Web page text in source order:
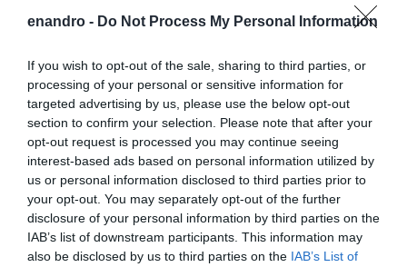
enandro - Do Not Process My Personal Information
If you wish to opt-out of the sale, sharing to third parties, or
processing of your personal or sensitive information for
targeted advertising by us, please use the below opt-out
section to confirm your selection. Please note that after your
opt-out request is processed you may continue seeing
interest-based ads based on personal information utilized by
us or personal information disclosed to third parties prior to
your opt-out. You may separately opt-out of the further
disclosure of your personal information by third parties on the
IAB’s list of downstream participants. This information may
also be disclosed by us to third parties on the IAB’s List of
Αποθήκευσε το όνομά μου, email, και τον ιστότοπο μου σε
αυτόν τον πλοηγό για την επόμενη φορά που θα σχολιάσω.